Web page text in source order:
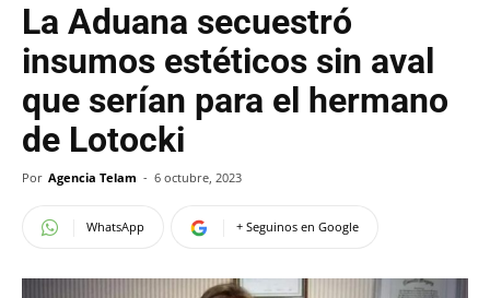
La Aduana secuestró
insumos estéticos sin aval
que serían para el hermano
de Lotocki
Por Agencia Telam - 6 octubre, 2023
WhatsApp + Seguinos en Google